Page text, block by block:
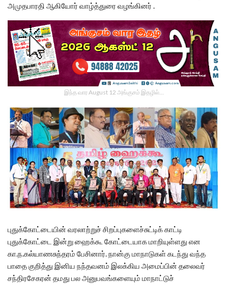
அமுதபாரதி ஆகியோர் வாழ்த்துரை வழங்கினர் .
இந்த வார August 12 அங்குசம் இதழில்…
புதுக்கோட்டையின் வரலாற்றுச் சிறப்புகளைச்சுட்டிக் காட்டி
புதுக்கோட்டை இன்று ஹைக்கூ கோட்டையாக மாறியுள்ளது என
கா.ந.கல்யாணசுந்தரம் பேசினார். நான்கு மாநாடுகள் கடந்து வந்த
பாதை குறித்து இனிய நந்தவனம் இலக்கிய அமைப்பின் தலைவர்
சந்திரசேகரன் தமது பல அனுபவங்களையும் மாநாட்டுச்